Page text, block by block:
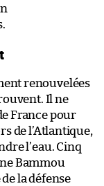
renouvelées
Il ne
France pour
de l’Atlantique,
l’eau. Cinq
Bammou
la défense